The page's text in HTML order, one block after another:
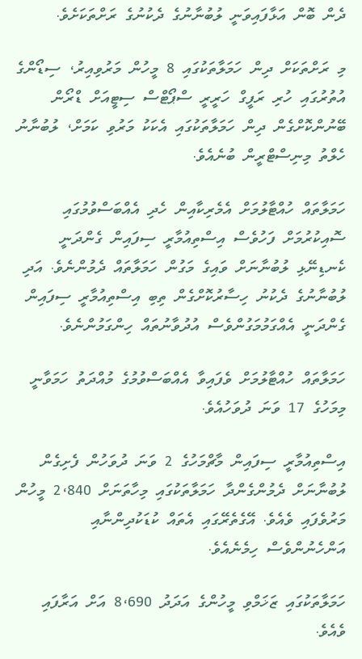
ދެން ބޮން އަޅާފައިވަނީ ލުބުނާނުގެ ދެކުނުގެ ރަށްތަކަށެވެ.
މި ރަށްތަކަށް ދިން ހަމަލާތަކުގައި 8 މީހުން މަރުވިއިރު، ސިޑޯންގެ
އުތުރުގައި ހުރި ރަފީގް ހަރީރީ ސްޕޯޓްސް ސިޓީއަށް ޑްރޯން
ބޭނުންކޮށްގެން ދިން ހަމަލާތަކުގައި އެކަކު މަރުވި ކަމަށް، ލުބުނާނު
ހެލްތު މިނިސްޓްރީން ބުނެއެވެ.
ހަމަލާތައް ހުއްޓާލުމަށް އެމެރިކާއިން ހެދި އެއްބަސްވުމުގައި
ސޮއިކުރުމަށް ފަހުވެސް އިސްތިއުމާރީ ސިފައިން ގެންދަނީ
ކެނޑިނޭޅި ލުބުނާނަށް ވައިގެ މަގުން ހަމަލާތައް ދެމުންނެވެ. އަދި
ލުބުނާނުގެ ދެކުނު ހިސާރުކޮށްގެން ތިބި އިސްތިއުމާރީ ސިފައިން
ގެންދަނީ އެއްގަމުމަގުންވެސް އުދުވާނުތައް ހިންގަމުންނެވެ.
ހަމަލާތައް ހުއްޓާލުމަށް ވެފައިވާ އެއްބަސްވުމުގެ މުއްދަތު ހަމަވާނީ
މިމަހުގެ 17 ވަނަ ދުވަހުއެވެ.
އިސްތިއުމާރީ ސިފައިން މާޗްމަހުގެ 2 ވަނަ ދުވަހުން ފެށިގެން
ލުބުނާނަށް ދެމުންގެންދާ ހަމަލާތަކުގައި މިހާތަނަށް 2،840 މީހުން
މަރުވެފައި ވެއެވެ. އޭގެތެރޭގައި އެތައް ކުޑަކުދިންނާއި
އަންހެނުންވެސް ހިމެނެއެވެ.
ހަމަލާތަކުގައި ޒަޚަމްވި މީހުންގެ އަދަދު 8،690 އަށް އަރާފައި
ވެއެވެ.